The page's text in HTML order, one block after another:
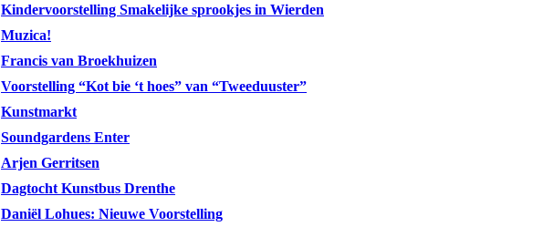
Kindervoorstelling Smakelijke sprookjes in Wierden
Muzica!
Francis van Broekhuizen
Voorstelling “Kot bie ‘t hoes” van “Tweeduuster”
Kunstmarkt
Soundgardens Enter
Arjen Gerritsen
Dagtocht Kunstbus Drenthe
Daniël Lohues: Nieuwe Voorstelling